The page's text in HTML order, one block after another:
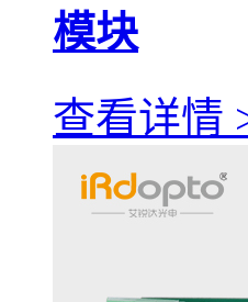
模块
查看详情